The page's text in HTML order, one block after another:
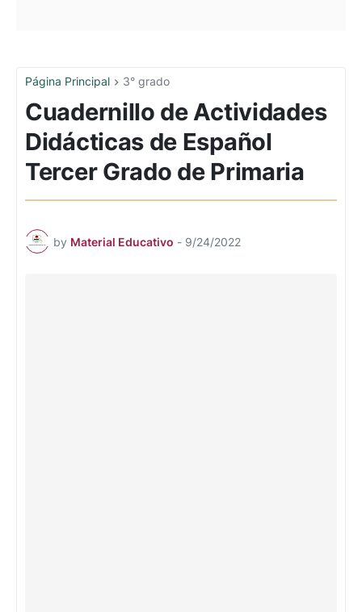
Página Principal 3° grado
Cuadernillo de Actividades
Didácticas de Español
Tercer Grado de Primaria
by Material Educativo - 9/24/2022